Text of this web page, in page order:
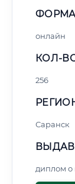
онлайн
КОЛ-
256
Саранск
диплом о